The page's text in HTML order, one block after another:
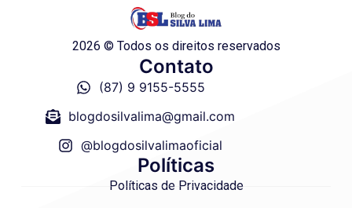
2026 © Todos os direitos reservados
Contato
(87) 9 9155-5555
blogdosilvalima@gmail.com
@blogdosilvalimaoficial
Políticas
Políticas de Privacidade